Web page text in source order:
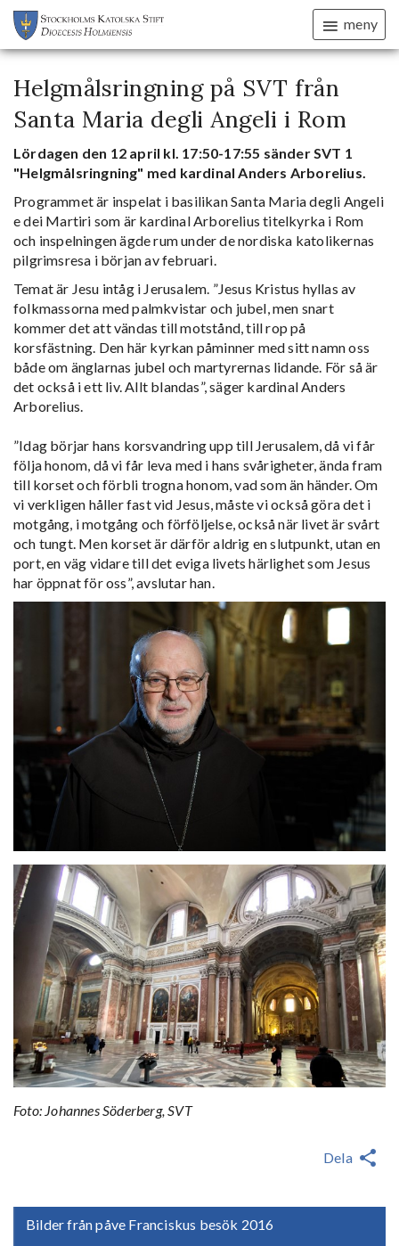
meny
Bilder från påve Franciskus besök 2016
Helgmålsringning på SVT från
Santa Maria degli Angeli i Rom
Lördagen den 12 april kl. 17:50-17:55 sänder SVT 1
"Helgmålsringning" med kardinal Anders Arborelius.
Programmet är inspelat i basilikan Santa Maria degli Angeli
e dei Martiri som är kardinal Arborelius titelkyrka i Rom
och inspelningen ägde rum under de nordiska katolikernas
pilgrimsresa i början av februari.
Temat är Jesu intåg i Jerusalem. ”Jesus Kristus hyllas av
folkmassorna med palmkvistar och jubel, men snart
kommer det att vändas till motstånd, till rop på
korsfästning. Den här kyrkan påminner med sitt namn oss
både om änglarnas jubel och martyrernas lidande. För så är
det också i ett liv. Allt blandas”, säger kardinal Anders
Arborelius.
”Idag börjar hans korsvandring upp till Jerusalem, då vi får
följa honom, då vi får leva med i hans svårigheter, ända fram
till korset och förbli trogna honom, vad som än händer. Om
vi verkligen håller fast vid Jesus, måste vi också göra det i
motgång, i motgång och förföljelse, också när livet är svårt
och tungt. Men korset är därför aldrig en slutpunkt, utan en
port, en väg vidare till det eviga livets härlighet som Jesus
har öppnat för oss”, avslutar han.
Foto: Johannes Söderberg, SVT
Dela